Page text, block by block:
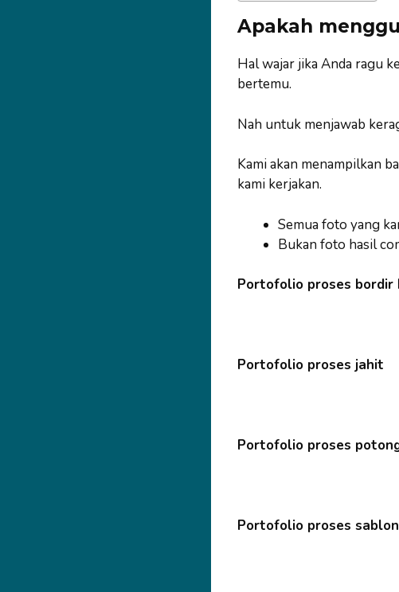
Apakah
Hal wajar jika Anda ragu
bertemu.
Nah untuk menjawab
Kami akan menampilkan
kami kerjakan.
Semua foto yang
Bukan foto hasil
Portofolio proses bordir
Portofolio proses jahit
Portofolio proses
Portofolio proses